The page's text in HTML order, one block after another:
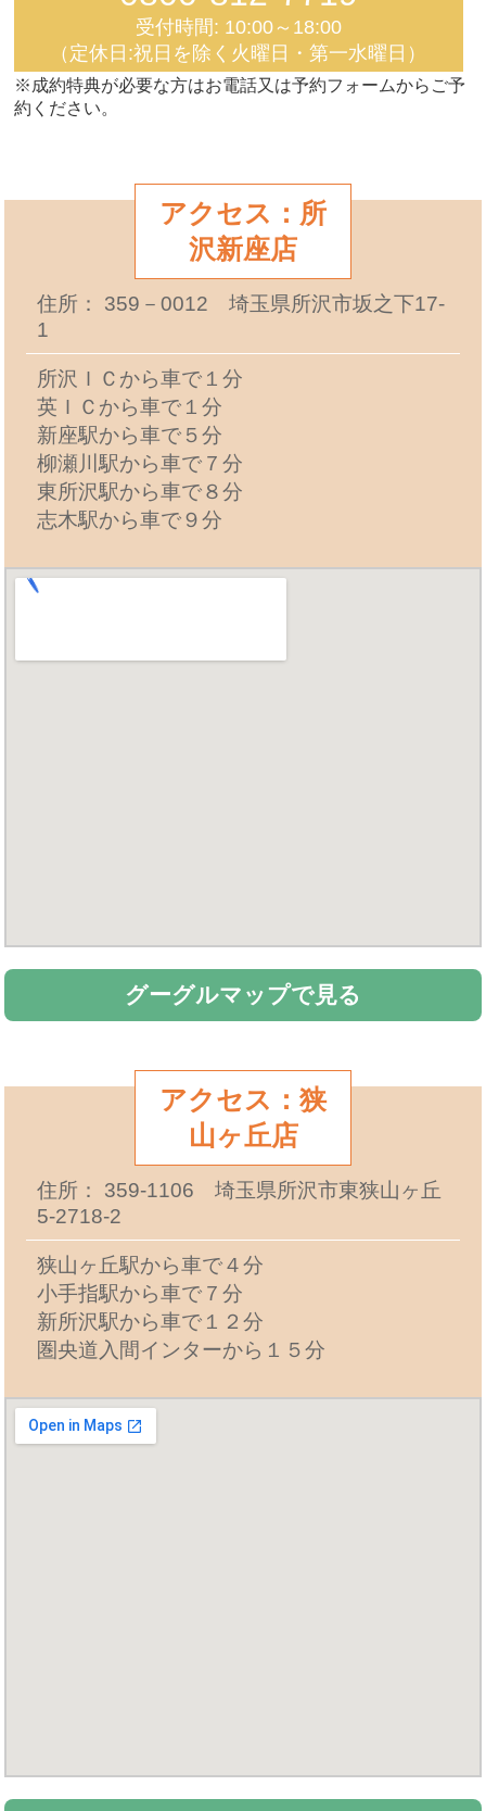
受付時間: 10:00～18:00
（定休日:祝日を除く火曜日・第一水曜日）
※成約特典が必要な方はお電話又は予約フォームからご予
約ください。
アクセス：所
沢新座店
住所： 359－0012 埼玉県所沢市坂之下17-
1
所沢ＩＣから車で１分
英ＩＣから車で１分
新座駅から車で５分
柳瀬川駅から車で７分
東所沢駅から車で８分
志木駅から車で９分
グーグルマップで見る
アクセス：狭
山ヶ丘店
住所： 359-1106 埼玉県所沢市東狭山ヶ丘
5-2718-2
狭山ヶ丘駅から車で４分
小手指駅から車で７分
新所沢駅から車で１２分
圏央道入間インターから１５分